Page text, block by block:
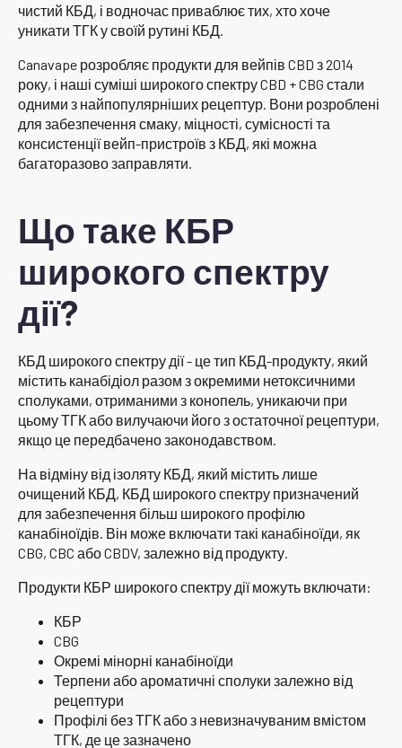
чистий КБД, і водночас приваблює тих, хто хоче
уникати ТГК у своїй рутині КБД.
Canavape розробляє продукти для вейпів CBD з 2014
року, і наші суміші широкого спектру CBD + CBG стали
одними з найпопулярніших рецептур. Вони розроблені
для забезпечення смаку, міцності, сумісності та
консистенції вейп-пристроїв з КБД, які можна
багаторазово заправляти.
Що таке КБР
широкого спектру
дії?
КБД широкого спектру дії - це тип КБД-продукту, який
містить канабідіол разом з окремими нетоксичними
сполуками, отриманими з конопель, уникаючи при
цьому ТГК або вилучаючи його з остаточної рецептури,
якщо це передбачено законодавством.
На відміну від ізоляту КБД, який містить лише
очищений КБД, КБД широкого спектру призначений
для забезпечення більш широкого профілю
канабіноїдів. Він може включати такі канабіноїди, як
CBG, CBC або CBDV, залежно від продукту.
Продукти КБР широкого спектру дії можуть включати:
КБР
CBG
Окремі мінорні канабіноїди
Терпени або ароматичні сполуки залежно від
рецептури
Профілі без ТГК або з невизначуваним вмістом
ТГК, де це зазначено